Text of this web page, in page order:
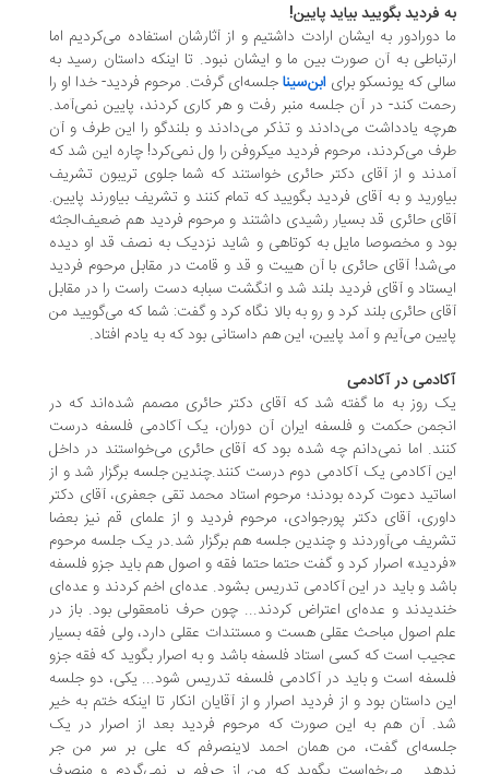
فردید بگویید بیاید پایین!
دورادور به ایشان ارادت داشتیم و از آثارشان استفاده می‌کردیم اما
به آن صورت بین ما و ایشان نبود. تا اینکه داستان رسید به
که یونسکو برایابن‌سیناجلسه‌ای گرفت. مرحوم فردید- خدا او را
کند- در آن جلسه منبر رفت و هر کاری کردند، پایین نمی‌آمد.
یادداشت می‌دادند و تذکر می‌دادند و بلندگو را این طرف و آن
می‌کردند، مرحوم فردید میکروفن را ول نمی‌کرد! چاره این شد که
و از آقای دکتر حائری خواستند که شما جلوی تریبون تشریف
و به آقای فردید بگویید که تمام کنند و تشریف بیاورند پایین.
حائری قد بسیار رشیدی داشتند و مرحوم فردید هم ضعیف‌الجثه
و مخصوصا مایل به کوتاهی و شاید نزدیک به نصف قد او دیده
آقای حائری با آن هیبت و قد و قامت در مقابل مرحوم فردید
و آقای فردید بلند شد و انگشت سبابه دست راست را در مقابل
حائری بلند کرد و رو به بالا نگاه کرد و گفت: شما که می‌گویید من
می‌آیم و آمد پایین، این هم داستانی بود که به یادم افتاد.
در آکادمی
روز به ما گفته شد که آقای دکتر حائری مصمم شده‌اند که در
حکمت و فلسفه ایران آن دوران، یک آکادمی فلسفه درست
اما نمی‌دانم چه شده بود که آقای حائری می‌خواستند در داخل
آکادمی یک آکادمی دوم درست کنند.چندین جلسه برگزار شد و از
دعوت کرده بودند؛ مرحوم استاد محمد تقی جعفری، آقای دکتر
آقای دکتر پورجوادی، مرحوم فردید و از علمای قم نیز بعضا
می‌آوردند و چندین جلسه هم برگزار شد.در یک جلسه مرحوم
اصرار کرد و گفت حتما حتما فقه و اصول هم باید جزو فلسفه
و باید در این آکادمی تدریس بشود. عده‌ای اخم کردند و عده‌ای
و عده‌ای اعتراض کردند... چون حرف نامعقولی بود. باز در
اصول مباحث عقلی هست و مستندات عقلی دارد، ولی فقه بسیار
است که کسی استاد فلسفه باشد و به اصرار بگوید که فقه جزو
است و باید در آکادمی فلسفه تدریس شود... یکی، دو جلسه
داستان بود و از فردید اصرار و از آقایان انکار تا اینکه ختم به خیر
آن هم به این صورت که مرحوم فردید بعد از اصرار در یک
گفت، من همان احمد لاینصرفم که علی بر سر من جر